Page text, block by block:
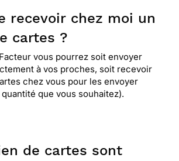
recevoir chez moi un
cartes ?
vous pourrez soit envoyer
à vos proches, soit recevoir
chez vous pour les envoyer
que vous souhaitez).
de cartes sont